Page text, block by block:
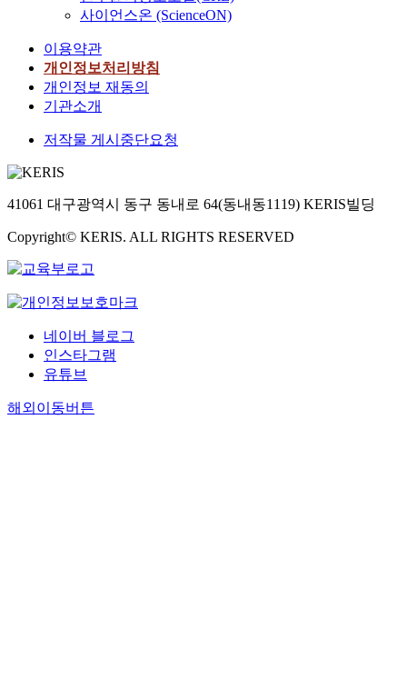
사이언스온 (ScienceON)
이용약관
개인정보처리방침
개인정보 재동의
기관소개
저작물 게시중단요청
41061 대구광역시 동구 동내로 64(동내동1119) KERIS빌딩
Copyright© KERIS. ALL RIGHTS RESERVED
네이버 블로그
인스타그램
유튜브
해외이동버튼